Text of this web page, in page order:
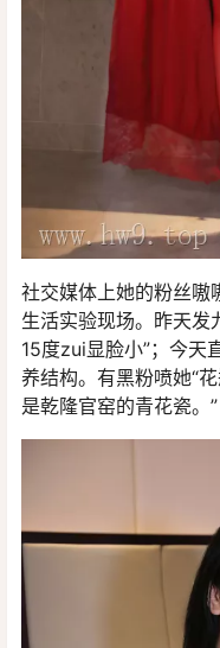
社交媒体上她的粉丝嗷
生活实验现场。昨天发
15度zui显脸小”；今天
养结构。有黑粉喷她“
是乾隆官窑的青花瓷。”